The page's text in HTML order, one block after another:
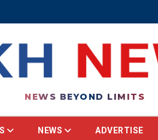
NEWS BEYOND LIMITS
NEWS ADVERTISE